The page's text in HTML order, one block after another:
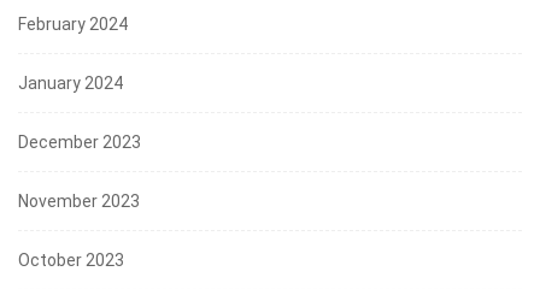
February 2024
January 2024
December 2023
November 2023
October 2023